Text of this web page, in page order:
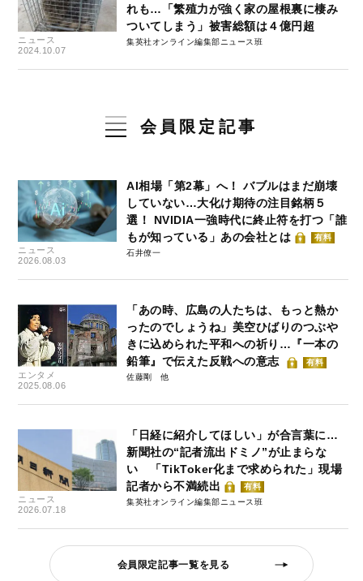
ニュース
2024.10.07
れも…「繁殖力が強く家の屋根裏に棲み
ついてしまう」被害総額は４億円超
集英社オンライン編集部ニュース班
会員限定記事
ニュース
2026.08.03
AI相場「第2幕」へ！ バブルはまだ崩壊
していない…大化け期待の注目銘柄５
選！ NVIDIA一強時代に終止符を打つ「誰
もが知っている」あの会社とは
有料
石井僚一
エンタメ
2025.08.06
「あの時、広島の人たちは、もっと熱か
ったのでしょうね」美空ひばりのつぶや
きに込められた平和への祈り…『一本の
鉛筆』で伝えた反戦への意志
有料
佐藤剛
ニュース
2026.07.18
「日経に紹介してほしい」が合言葉に…
新聞社の“記者流出ドミノ”が止まらな
い 「TikToker化まで求められた」現場
記者から不満続出
有料
集英社オンライン編集部ニュース班
会員限定記事一覧を見る